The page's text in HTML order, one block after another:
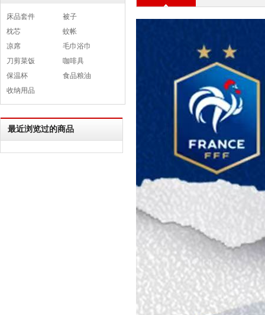
床品套件
被子
枕芯
蚊帐
凉席
毛巾浴巾
刀剪菜饭
咖啡具
保温杯
食品粮油
收纳用品
最近浏览过的商品